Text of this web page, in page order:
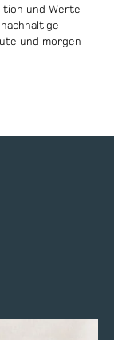
und Werte
und morgen